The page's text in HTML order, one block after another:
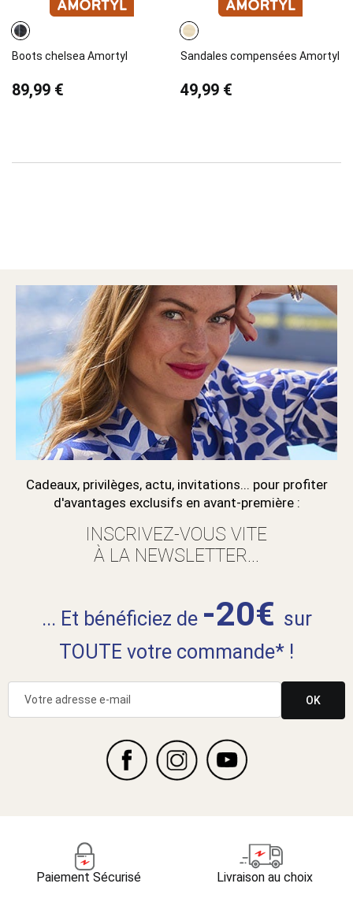
Boots chelsea Amortyl
89,99 €
Sandales compensées Amortyl
49,99 €
Cadeaux, privilèges, actu, invitations... pour profiter
d'avantages exclusifs en avant-première :
INSCRIVEZ-VOUS VITE
À LA NEWSLETTER...
... Et bénéficiez de -20€ sur
TOUTE votre commande* !
OK
Paiement Sécurisé Livraison au choix